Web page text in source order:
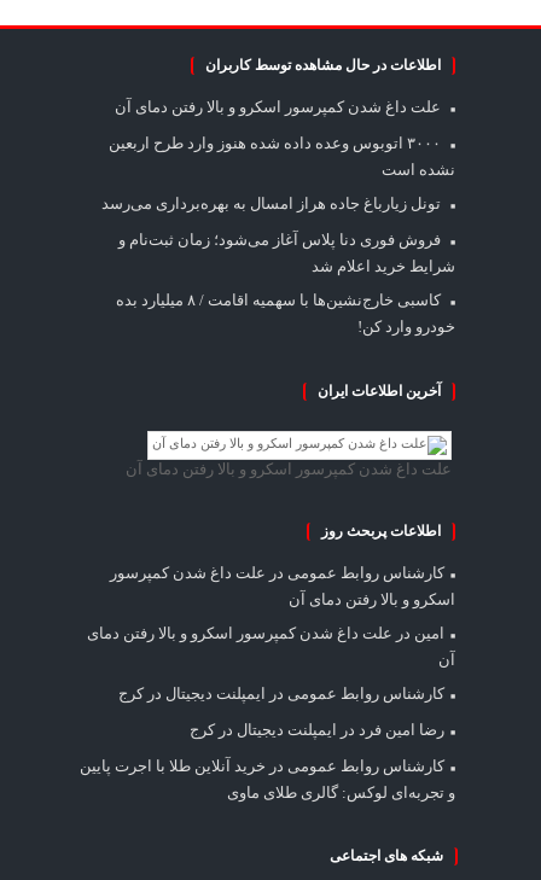
اطلاعات در حال مشاهده توسط کاربران
علت داغ شدن کمپرسور اسکرو و بالا رفتن دمای آن
۳۰۰۰ اتوبوس وعده داده شده هنوز وارد طرح اربعین
نشده است
تونل زیارباغ جاده هراز امسال به بهره‌برداری می‌رسد
فروش فوری دنا پلاس آغاز می‌شود؛ زمان ثبت‌نام و
شرایط خرید اعلام شد
کاسبی خارج‌نشین‌ها با سهمیه اقامت / ۸ میلیارد بده
خودرو وارد کن!
آخرین اطلاعات ایران
علت داغ شدن کمپرسور اسکرو و بالا رفتن دمای آن
اطلاعات پربحث روز
کارشناس روابط عمومی در علت داغ شدن کمپرسور
اسکرو و بالا رفتن دمای آن
امین در علت داغ شدن کمپرسور اسکرو و بالا رفتن دمای
آن
کارشناس روابط عمومی در
ایمپلنت دیجیتال در کرج
رضا امین فرد در
ایمپلنت دیجیتال در کرج
کارشناس روابط عمومی در خرید آنلاین طلا با اجرت پایین
و تجربه‌ای لوکس: گالری طلای ماوی
شبکه های اجتماعی